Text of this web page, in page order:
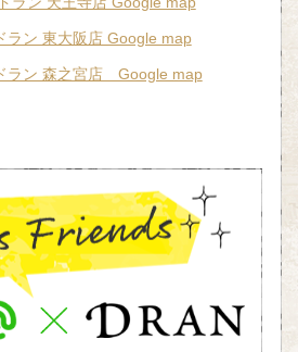
ラン 東大阪店 Google map
ラン 森之宮店 Google map